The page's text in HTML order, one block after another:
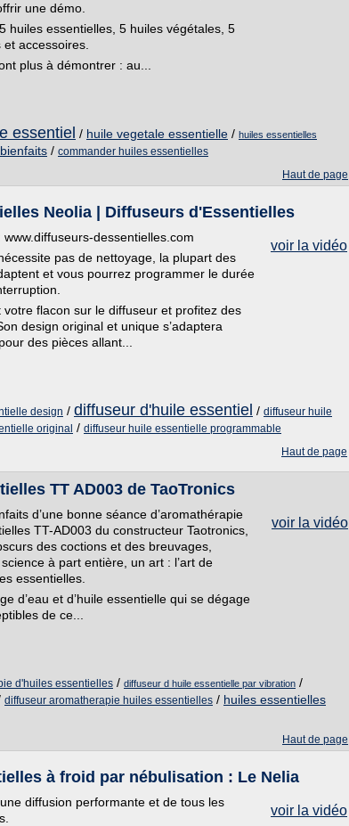
une démo.
huiles essentielles, 5 huiles végétales, 5
accessoires.
plus à démontrer : au...
essentiel / huile vegetale essentielle / huiles essentielles
/ commander huiles essentielles
Haut de page
Neolia | Diffuseurs d'Essentielles
voir la vidéo
dessentielles.com
pas de nettoyage, la plupart des
et vous pourrez programmer le durée
flacon sur le diffuseur et profitez des
design original et unique s’adaptera
des pièces allant...
design / diffuseur d'huile essentiel / diffuseur huile
original / diffuseur huile essentielle programmable
Haut de page
TT AD003 de TaoTronics
voir la vidéo
d’une bonne séance d’aromathérapie
TT-AD003 du constructeur Taotronics,
des coctions et des breuvages,
à part entière, un art : l’art de
essentielles.
d’eau et d’huile essentielle qui se dégage
de ce...
d'huiles essentielles / diffuseur d huile essentielle par vibration /
diffuseur aromatherapie huiles essentielles / huiles essentielles
Haut de page
à froid par nébulisation : Le Nelia
voir la vidéo
diffusion performante et de tous les